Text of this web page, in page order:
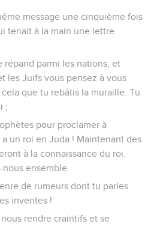
message une cinquième fois
tenait à la main une lettre
répand parmi les nations, et
les Juifs vous pensez à vous
que tu rebâtis la muraille. Tu
;
pour proclamer à
un roi en Juda ! Maintenant des
à la connaissance du roi.
ensemble.
de rumeurs dont tu parles
inventes !
rendre craintifs et se